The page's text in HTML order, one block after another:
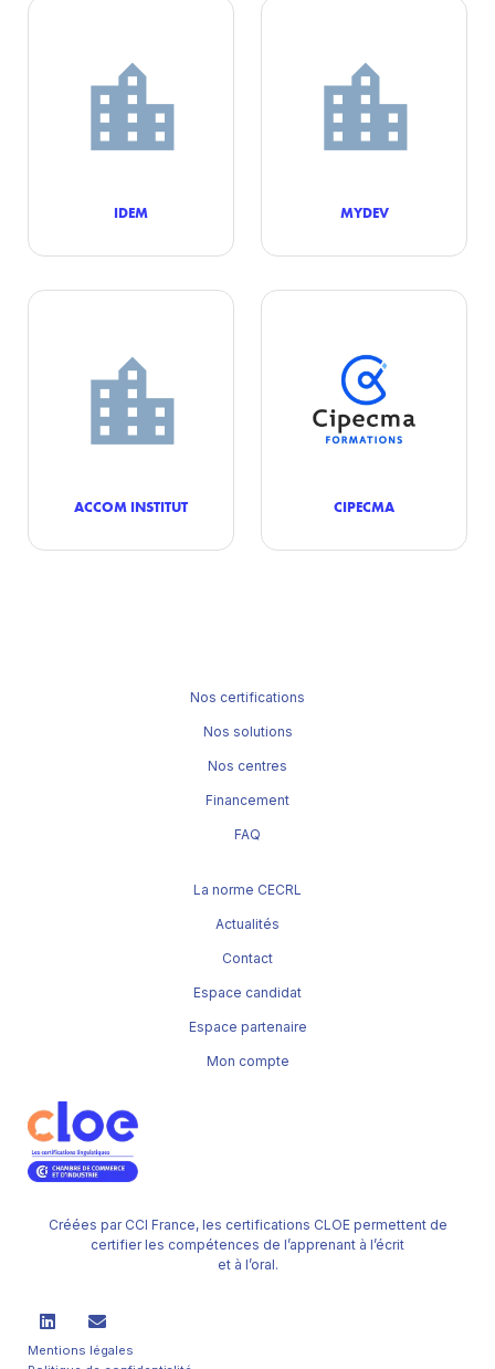
IDEM MYDEV
ACCOM INSTITUT CIPECMA
Créées par CCI France, les certifications CLOE permettent de
certifier les compétences de l’apprenant à l’écrit
et à l’oral.
Mentions légales
Nos certifications
Nos solutions
Nos centres
Financement
FAQ
La norme CECRL
Actualités
Contact
Espace candidat
Espace partenaire
Mon compte